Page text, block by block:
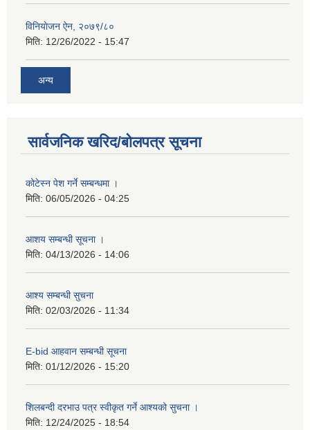
विनियाेजन ऐन, २०७९/८०
मिति: 12/26/2022 - 15:47
अन्य
सार्वजनिक खरिद/बोलपत्र सूचना
कोटेस्न पेश गर्ने सम्बन्धमा ।
मिति: 06/05/2026 - 04:25
आशय सम्बन्धी सूचना ।
मिति: 04/13/2026 - 14:06
आश्य सम्बन्धी सुचना
मिति: 02/03/2026 - 11:34
E-bid आहवान सम्बन्धी सूचना
मिति: 01/12/2026 - 15:20
शिलबन्दी दरभाउ पत्र स्वीकृत गर्ने आश्यको सुचना ।
मिति: 12/24/2025 - 18:54